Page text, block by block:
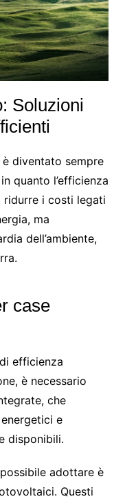
Soluzioni
diventato sempre
quanto l’efficienza
ridurre i costi legati
ma
dell’ambiente,
case
efficienza
è necessario
che
e
disponibili.
adottare è
Questi